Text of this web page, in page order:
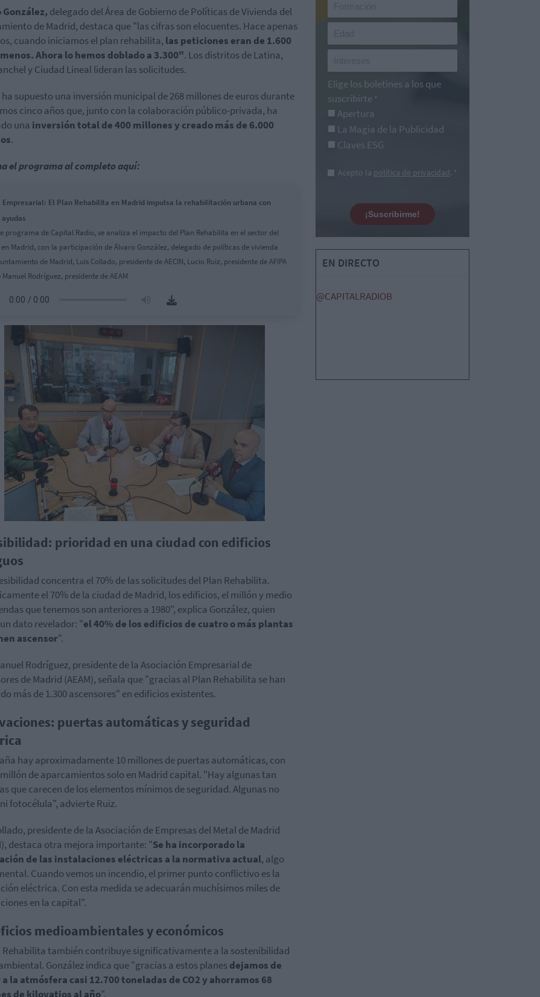
delegado del Área de Gobierno de Políticas de Vivienda del
de Madrid, destaca que "las cifras son elocuentes. Hace apenas
cuando iniciamos el plan rehabilita, las peticiones eran de 1.600
Ahora lo hemos doblado a 3.300". Los distritos de Latina,
y Ciudad Lineal lideran las solicitudes.
ha supuesto una inversión municipal de 268 millones de euros durante
cinco años que, junto con la colaboración público-privada, ha
una inversión total de 400 millones y creado más de 6.000
.
el programa al completo aquí:
Empresarial: El Plan Rehabilita en Madrid impulsa la rehabilitación urbana con
programa de Capital Radio, se analiza el impacto del Plan Rehabilita en el sector del
Madrid, con la participación de Álvaro González, delegado de políticas de vivienda
de Madrid, Luis Collado, presidente de AECIN, Lucio Ruiz, presidente de AFIPA
Manuel Rodríguez, presidente de AEAM
prioridad en una ciudad con edificios
concentra el 70% de las solicitudes del Plan Rehabilita.
el 70% de la ciudad de Madrid, los edificios, el millón y medio
que tenemos son anteriores a 1980", explica González, quien
dato revelador: "el 40% de los edificios de cuatro o más plantas
ascensor".
Rodríguez, presidente de la Asociación Empresarial de
de Madrid (AEAM), señala que "gracias al Plan Rehabilita se han
más de 1.300 ascensores" en edificios existentes.
puertas automáticas y seguridad
hay aproximadamente 10 millones de puertas automáticas, con
de aparcamientos solo en Madrid capital. "Hay algunas tan
que carecen de los elementos mínimos de seguridad. Algunas no
fotocélula", advierte Ruiz.
presidente de la Asociación de Empresas del Metal de Madrid
destaca otra mejora importante: "Se ha incorporado la
de las instalaciones eléctricas a la normativa actual, algo
Cuando vemos un incendio, el primer punto conflictivo es la
eléctrica. Con esta medida se adecuarán muchísimos miles de
en la capital".
medioambientales y económicos
Rehabilita también contribuye significativamente a la sostenibilidad
González indica que "gracias a estos planesdejamos de
la atmósfera casi 12.700 toneladas de CO2 y ahorramos 68
de kilovatios al año".
Elige los boletines a los que
suscribirte *
Apertura
La Magia de la Publicidad
Claves ESG
Acepto la política de privacidad. *
¡Suscribirme!
EN DIRECTO
@CAPITALRADIOB